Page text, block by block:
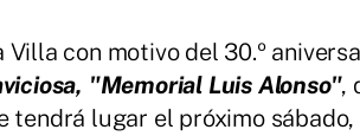
con motivo del 30.º
"Memorial Luis Alonso",
tendrá lugar el próximo